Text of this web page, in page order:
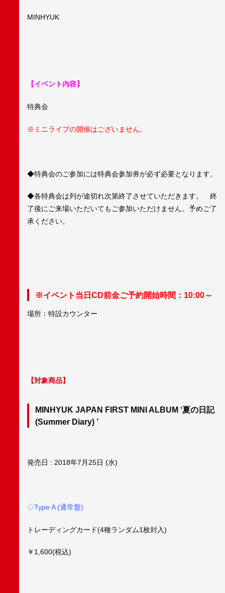
MINHYUK
【イベント内容】
特典会
※ミニライブの開催はございません。
◆特典会のご参加には特典会参加券が必ず必要となります。
◆各特典会は列が途切れ次第終了させていただきます。 終
了後にご来場いただいてもご参加いただけません。予めご了
承ください。
※イベント当日CD前金ご予約開始時間：10:00～
場所：特設カウンター
【対象商品】
MINHYUK JAPAN FIRST MINI ALBUM ‘夏の日記
(Summer Diary) ’
発売日 : 2018年7月25日 (水)
◇Type A (通常盤)
トレーディングカード(4種ランダム1枚封入)
￥1,600(税込)